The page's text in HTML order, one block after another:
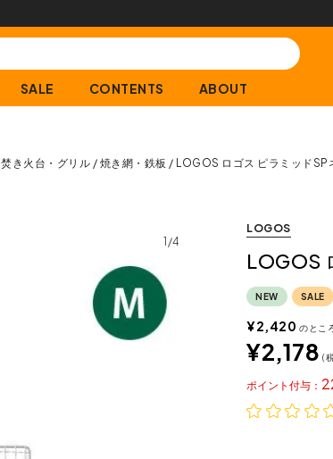
SALE CONTENTS ABOUT
焚き火台・グリル 焼き網・鉄板 LOGOS ロゴス ピラミッドSP
1/4
LOGOS
LOGOS
NEW SALE
¥2,420 のとこ
¥2,178
ポイント